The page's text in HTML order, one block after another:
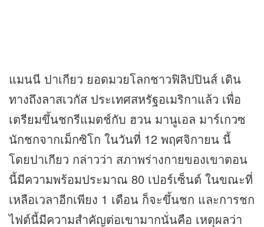
แมนนี ปาเกียว ยอดมวยโลกชาวฟิลิปปินส์ เดิน
ทางถึงลาสเวกัส ประเทศสหรัฐอเมริกาแล้ว เพื่อ
เตรียมขึ้นชกรีแมตช์กับ ฮวน มานูเอล มาร์เกวซ
นักชกจากเม็กซิโก ในวันที่ 12 พฤศจิกายน นี้
โดยปาเกียว กล่าวว่า สภาพร่างกายของเขาตอน
นี้มีความพร้อมประมาณ 80 เปอร์เซ็นต์ ในขณะที่
เหลือเวลาอีกเพียง 1 เดือน ก็จะขึ้นชก และการชก
ไฟต์นี้มีความสำคัญต่อเขามากนั่นคือ เหตุผลว่า